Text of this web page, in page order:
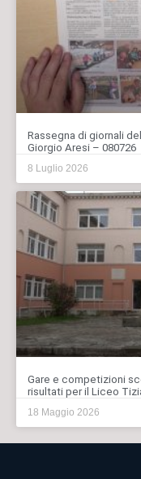
Rassegna di giornali
Giorgio Aresi – 080726
8 Luglio 2026
Gare e competizioni
risultati per il Liceo
18 Maggio 2026